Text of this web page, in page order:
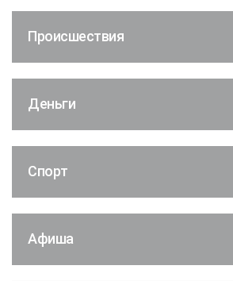
Происшествия
Деньги
Спорт
Афиша